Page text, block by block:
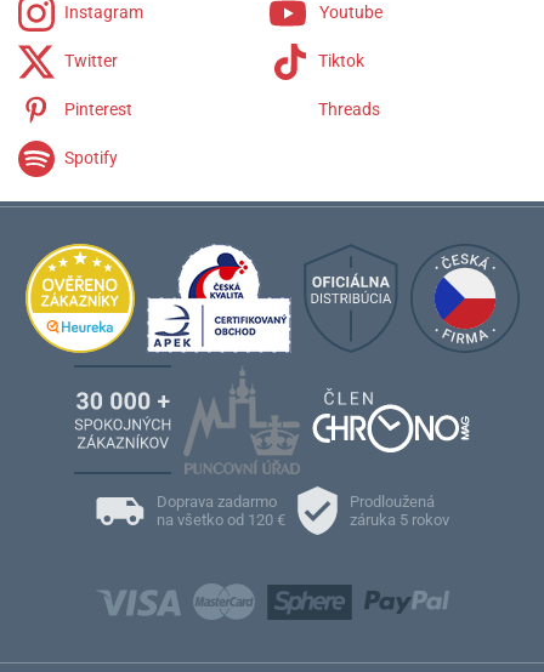
Instagram Youtube
Twitter Tiktok
Pinterest Threads
Spotify
Doprava zadarmo
na všetko od 120 €
Prodloužená
záruka 5 rokov